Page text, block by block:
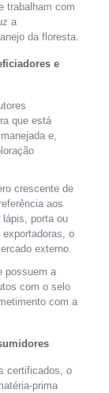
trabalham com
a
da floresta.
e
que está
e,
crescente de
aos
porta ou
o
externo.
possuem a
com o selo
com a
certificados, o
prima